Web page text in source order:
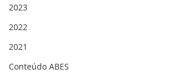
2023
2022
2021
Conteúdo ABES